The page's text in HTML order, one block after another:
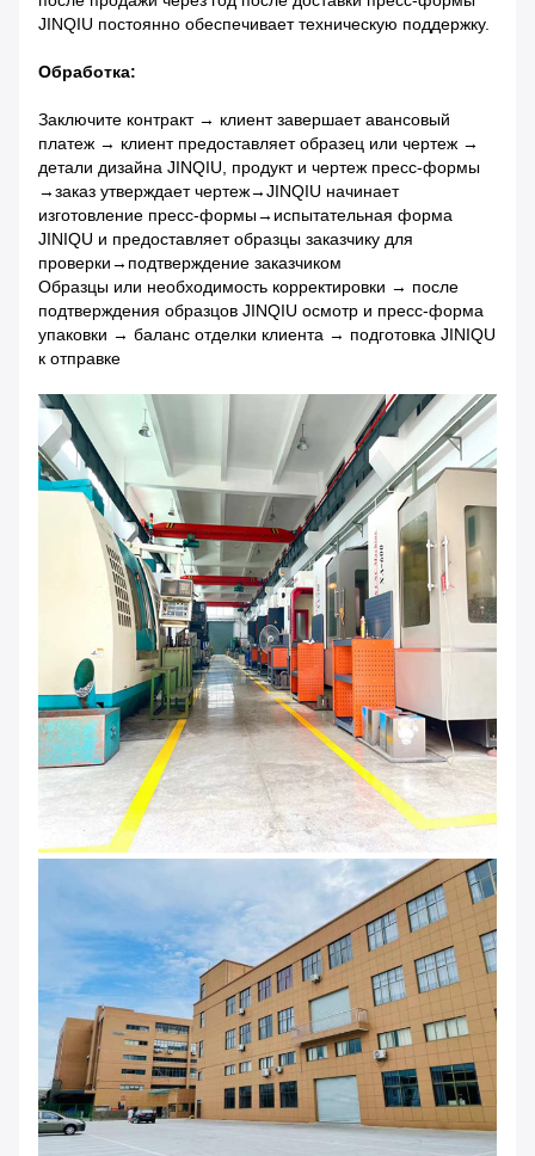
JINQIU постоянно обеспечивает техническую поддержку.
Обработка:
Заключите контракт → клиент завершает авансовый
платеж → клиент предоставляет образец или чертеж →
детали дизайна JINQIU, продукт и чертеж пресс-формы
→заказ утверждает чертеж→JINQIU начинает
изготовление пресс-формы→испытательная форма
JINIQU и предоставляет образцы заказчику для
проверки→подтверждение заказчиком
Образцы или необходимость корректировки → после
подтверждения образцов JINQIU осмотр и пресс-форма
упаковки → баланс отделки клиента → подготовка JINIQU
к отправке